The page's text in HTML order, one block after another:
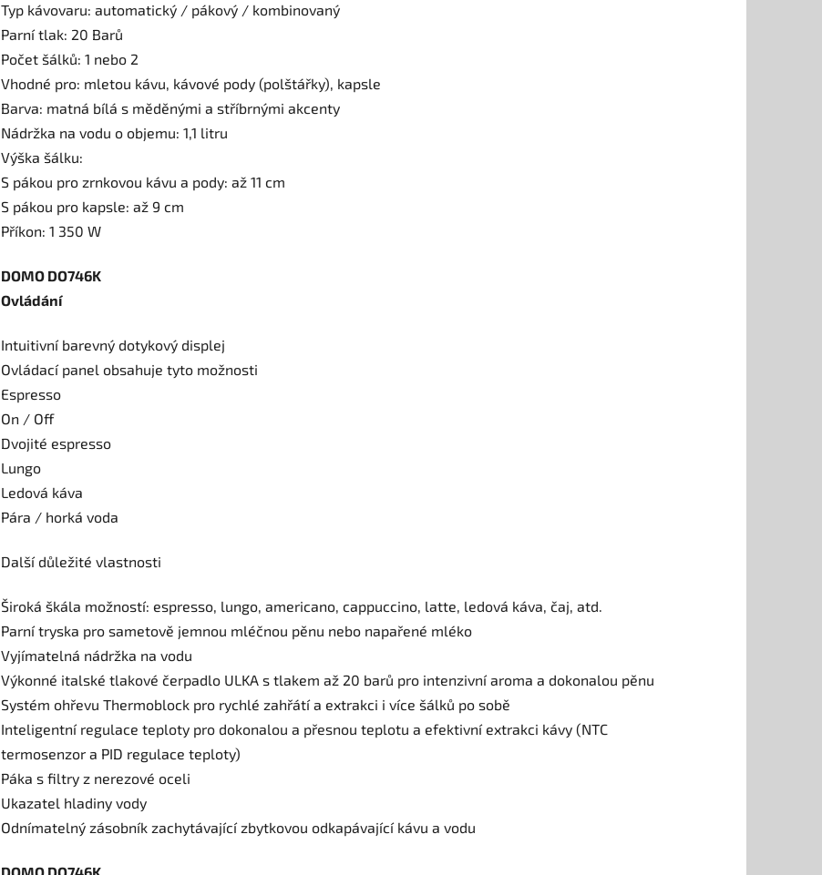
Typ kávovaru: automatický / pákový / kombinovaný
Parní tlak: 20 Barů
Počet šálků: 1 nebo 2
Vhodné pro: mletou kávu, kávové pody (polštářky), kapsle
Barva: matná bílá s měděnými a stříbrnými akcenty
Nádržka na vodu o objemu: 1,1 litru
Výška šálku:
S pákou pro zrnkovou kávu a pody: až 11 cm
S pákou pro kapsle: až 9 cm
Příkon: 1 350 W
DOMO DO746K
Ovládání
Intuitivní barevný dotykový displej
Ovládací panel obsahuje tyto možnosti
Espresso
On / Off
Dvojité espresso
Lungo
Ledová káva
Pára / horká voda
Další důležité vlastnosti
Široká škála možností: espresso, lungo, americano, cappuccino, latte, ledová káva, čaj, atd.
Parní tryska pro sametově jemnou mléčnou pěnu nebo napařené mléko
Vyjímatelná nádržka na vodu
Výkonné italské tlakové čerpadlo ULKA s tlakem až 20 barů pro intenzivní aroma a dokonalou pěnu
Systém ohřevu Thermoblock pro rychlé zahřátí a extrakci i více šálků po sobě
Inteligentní regulace teploty pro dokonalou a přesnou teplotu a efektivní extrakci kávy (NTC
termosenzor a PID regulace teploty)
Páka s filtry z nerezové oceli
Ukazatel hladiny vody
Odnímatelný zásobník zachytávající zbytkovou odkapávající kávu a vodu